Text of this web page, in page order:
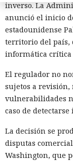
inverso. La
anunció el inicio
estadounidense
territorio del país,
informática crítica
El regulador no
sujetos a revisión,
vulnerabilidades
caso de
La decisión se
disputas
Washington, que
El
no
autor,